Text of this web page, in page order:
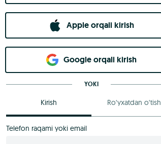
Apple orqali kirish
Goo​g​le orqali kirish
YOKI
Kirish Ro‘yxatdan o‘tish
Telefon raqami yoki email